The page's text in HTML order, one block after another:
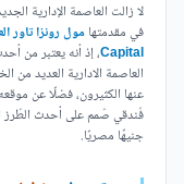
لا زالت العاصمة الإدارية
في مقدمتها
Capital، إذ أنه يعتبر من
العاصمة الادارية العديد
عنها الكثيرون، فضلًا عن
فُندقي صُمم على أحدث الطُرز
جنيهًا مصريًا.